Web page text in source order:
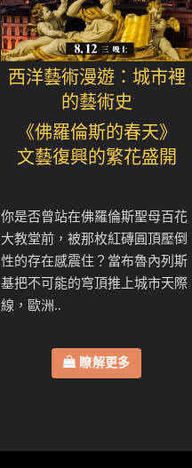
西洋藝術漫遊：城市裡
的藝術史
《佛羅倫斯的春天》
文藝復興的繁花盛開
你是否曾站在佛羅倫斯聖母百花
大教堂前，被那枚紅磚圓頂壓倒
性的存在感震住？當布魯內列斯
基把不可能的穹頂推上城市天際
線，歐洲..
瞭解更多